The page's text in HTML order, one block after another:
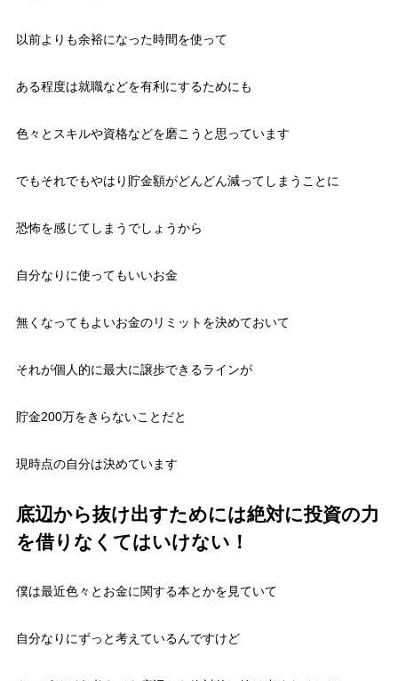
以前よりも余裕になった時間を使って
ある程度は就職などを有利にするためにも
色々とスキルや資格などを磨こうと思っています
でもそれでもやはり貯金額がどんどん減ってしまうことに
恐怖を感じてしまうでしょうから
自分なりに使ってもいいお金
無くなってもよいお金のリミットを決めておいて
それが個人的に最大に譲歩できるラインが
貯金200万をきらないことだと
現時点の自分は決めています
底辺から抜け出すためには絶対に投資の力
を借りなくてはいけない！
僕は最近色々とお金に関する本とかを見ていて
自分なりにずっと考えているんですけど